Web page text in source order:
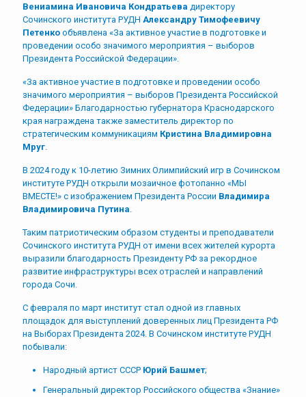
Вениамина Ивановича Кондратьева директору
Сочинского института РУДН Александру Тимофеевичу
Петенко объявлена «За активное участие в подготовке и
проведении особо значимого мероприятия – выборов
Президента Российской Федерации».
«За активное участие в подготовке и проведении особо
значимого мероприятия – выборов Президента Российской
Федерации» Благодарностью губернатора Краснодарского
края награждена также заместитель директор по
стратегическим коммуникациям Кристина Владимировна
Мруг.
В 2024 году к 10-летию Зимних Олимпийский игр в Сочинском
институте РУДН открыли мозаичное фотопанно «МЫ
ВМЕСТЕ!» с изображением Президента России Владимира
Владимировича Путина.
Таким патриотическим образом студенты и преподаватели
Сочинского института РУДН от имени всех жителей курорта
выразили благодарность Президенту РФ за рекордное
развитие инфраструктуры всех отраслей и направлений
города Сочи.
С февраля по март институт стал одной из главных
площадок для выступлений доверенных лиц Президента РФ
на Выборах Президента 2024. В Сочинском институте РУДН
побывали:
Народный артист СССР Юрий Башмет;
Генеральный директор Российского общества «Знание»